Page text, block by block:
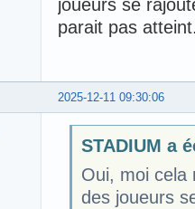
joueurs se
parait pas
2025-12-11 09:30:06
STADIUM a
Oui, moi cela
des joueurs